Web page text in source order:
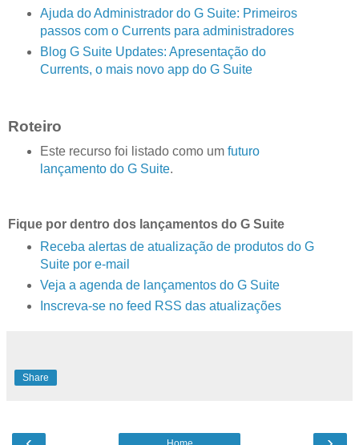
Ajuda do Administrador do G Suite: Primeiros
passos com o Currents para administradores
Blog G Suite Updates: Apresentação do
Currents, o mais novo app do G Suite
Roteiro
Este recurso foi listado como um futuro
lançamento do G Suite.
Fique por dentro dos lançamentos do G Suite
Receba alertas de atualização de produtos do G
Suite por e-mail
Veja a agenda de lançamentos do G Suite
Inscreva-se no feed RSS das atualizações
Share